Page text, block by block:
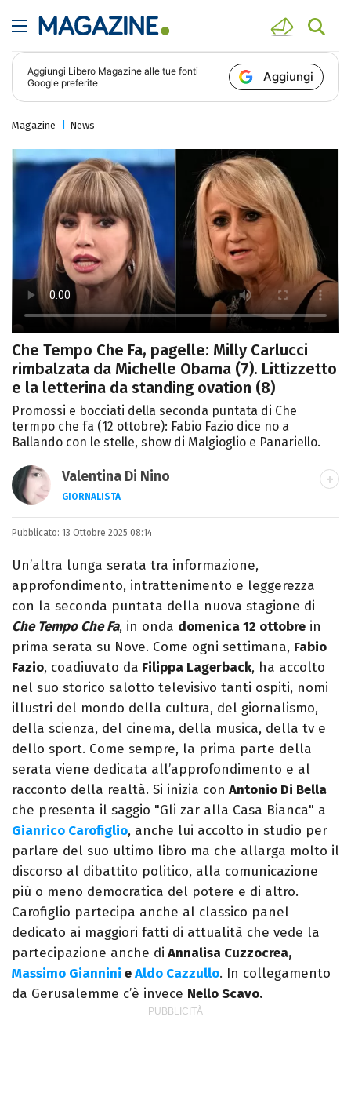
Aggiungi Libero Magazine alle tue fonti
Google preferite
Aggiungi
Magazine News
Che Tempo Che Fa, pagelle: Milly Carlucci
rimbalzata da Michelle Obama (7). Littizzetto
e la letterina da standing ovation (8)
Promossi e bocciati della seconda puntata di Che
termpo che fa (12 ottobre): Fabio Fazio dice no a
Ballando con le stelle, show di Malgioglio e Panariello.
Valentina Di Nino
GIORNALISTA
LINKEDIN
INSTAGRAM FACEBOOK SITO
Romana, laurea in Scienze Politiche,
giornalista per caso. Ho scritto per
quotidiani, settimanali, siti e agenzie,
prevalentemente di cronaca e spettacoli.
Pubblicato: 13 Ottobre 2025 08:14
Un’altra lunga serata tra informazione,
approfondimento, intrattenimento e leggerezza
con la seconda puntata della nuova stagione di
Che Tempo Che Fa, in onda domenica 12 ottobre in
prima serata su Nove. Come ogni settimana, Fabio
Fazio, coadiuvato da Filippa Lagerback, ha accolto
nel suo storico salotto televisivo tanti ospiti, nomi
illustri del mondo della cultura, del giornalismo,
della scienza, del cinema, della musica, della tv e
dello sport. Come sempre, la prima parte della
serata viene dedicata all’approfondimento e al
racconto della realtà. Si inizia con Antonio Di Bella
che presenta il saggio "Gli zar alla Casa Bianca" a
Gianrico Carofiglio, anche lui accolto in studio per
parlare del suo ultimo libro ma che allarga molto il
discorso al dibattito politico, alla comunicazione
più o meno democratica del potere e di altro.
Carofiglio partecipa anche al classico panel
dedicato ai maggiori fatti di attualità che vede la
partecipazione anche di Annalisa Cuzzocrea,
Massimo Giannini eAldo Cazzullo. In collegamento
da Gerusalemme c’è invece Nello Scavo.